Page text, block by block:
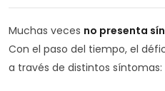
Muchas veces no presenta
Con el paso del tiempo, el
a través de distintos síntomas: